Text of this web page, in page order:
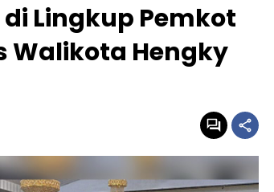
Lingkup Pemkot
Walikota Hengky